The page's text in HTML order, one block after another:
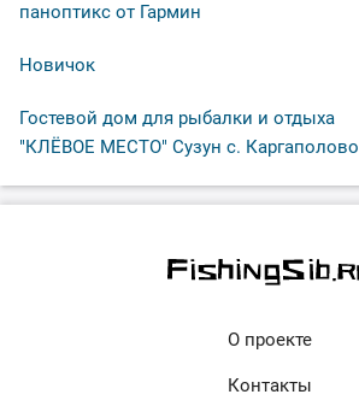
паноптикс от Гармин
Новичок
Гостевой дом для рыбалки и отдыха
"КЛЁВОЕ МЕСТО" Сузун с. Каргаполово
О проекте
Контакты